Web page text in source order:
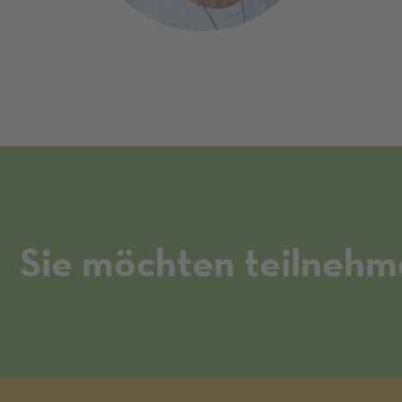
Sie möchten